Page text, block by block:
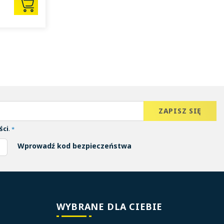
. *
Wprowadź kod bezpieczeństwa
WYBRANE DLA CIEBIE